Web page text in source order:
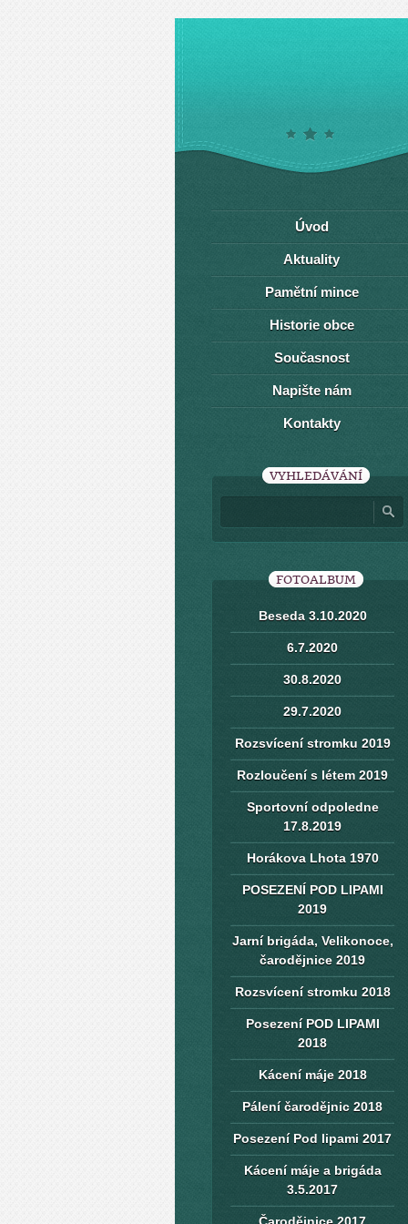
Úvod
Aktuality
Pamětní mince
Historie obce
Současnost
Napište nám
Kontakty
VYHLEDÁVÁNÍ
FOTOALBUM
Beseda 3.10.2020
6.7.2020
30.8.2020
29.7.2020
Rozsvícení stromku 2019
Rozloučení s létem 2019
Sportovní odpoledne
17.8.2019
Horákova Lhota 1970
POSEZENÍ POD LIPAMI
2019
Jarní brigáda, Velikonoce,
čarodějnice 2019
Rozsvícení stromku 2018
Posezení POD LIPAMI
2018
Kácení máje 2018
Pálení čarodějnic 2018
Posezení Pod lipami 2017
Kácení máje a brigáda
3.5.2017